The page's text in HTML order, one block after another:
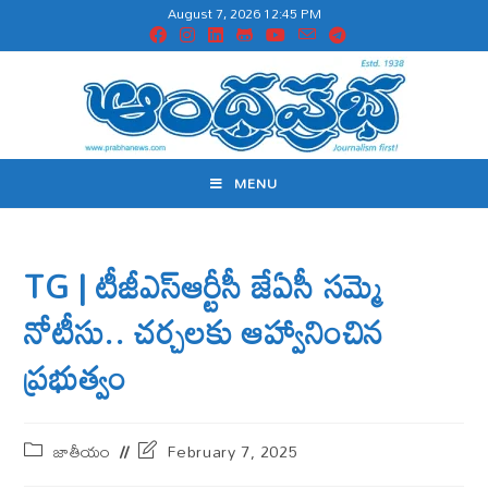
August 7, 2026 12:45 PM
MENU
TG | టీజీఎస్ఆర్టీసీ జేఏసీ సమ్మె
నోటీసు.. చర్చలకు ఆహ్వానించిన
ప్రభుత్వం
జాతీయం February 7, 2025